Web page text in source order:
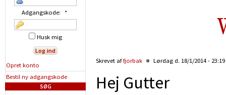
Skrevet affjorbak Lørdag d. 18/1/2014 - 23:19
Hej Gutter
Adgangskode: *
Husk mig
Opret konto
Bestil ny adgangskode
SØG